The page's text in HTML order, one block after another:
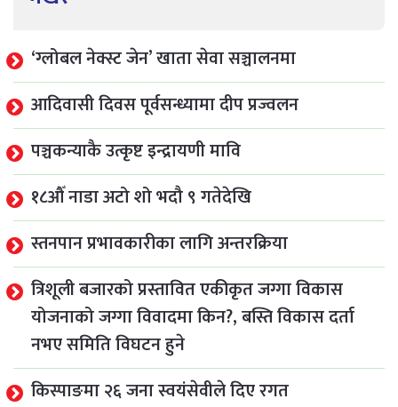
‘ग्लोबल नेक्स्ट जेन’ खाता सेवा सञ्चालनमा
आदिवासी दिवस पूर्वसन्ध्यामा दीप प्रज्वलन
पञ्चकन्याकै उत्कृष्ट इन्द्रायणी मावि
१८औँ नाडा अटो शो भदौ ९ गतेदेखि
स्तनपान प्रभावकारीका लागि अन्तरक्रिया
त्रिशूली बजारको प्रस्तावित एकीकृत जग्गा विकास
योजनाको जग्गा विवादमा किन?, बस्ति विकास दर्ता
नभए समिति विघटन हुने
किस्पाङमा २६ जना स्वयंसेवीले दिए रगत